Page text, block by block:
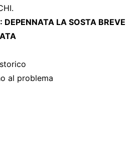
DEPENNATA LA SOSTA BREVE
al problema